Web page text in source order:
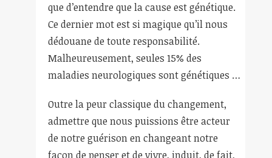
que d’entendre que la cause est génétique.
Ce dernier mot est si magique qu’il nous
dédouane de toute responsabilité.
Malheureusement, seules 15% des
maladies neurologiques sont génétiques …
Outre la peur classique du changement,
admettre que nous puissions être acteur
de notre guérison en changeant notre
façon de penser et de vivre, induit, de fait,